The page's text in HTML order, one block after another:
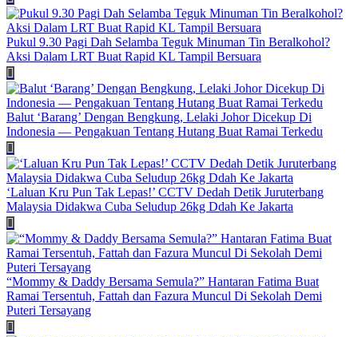
Pukul 9.30 Pagi Dah Selamba Teguk Minuman Tin Beralkohol?
Aksi Dalam LRT Buat Rapid KL Tampil Bersuara
Balut ‘Barang’ Dengan Bengkung, Lelaki Johor Dicekup Di
Indonesia — Pengakuan Tentang Hutang Buat Ramai Terkedu
‘Laluan Kru Pun Tak Lepas!’ CCTV Dedah Detik Juruterbang
Malaysia Didakwa Cuba Seludup 26kg Ddah Ke Jakarta
“Mommy & Daddy Bersama Semula?” Hantaran Fatima Buat
Ramai Tersentuh, Fattah dan Fazura Muncul Di Sekolah Demi
Puteri Tersayang